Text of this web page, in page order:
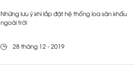
Những lưu ý khi lắp đặt hệ thống loa sân khấu
ngoài trời
28 tháng 12 - 2019